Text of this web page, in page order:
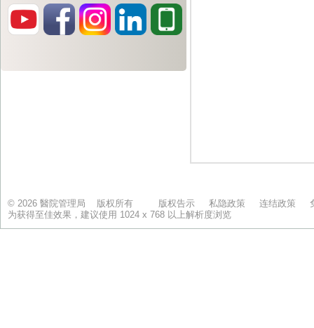
© 2026 醫院管理局 版权所有 版权告示 私隐政策 连结政策
为获得至佳效果，建议使用 1024 x 768 以上解析度浏览